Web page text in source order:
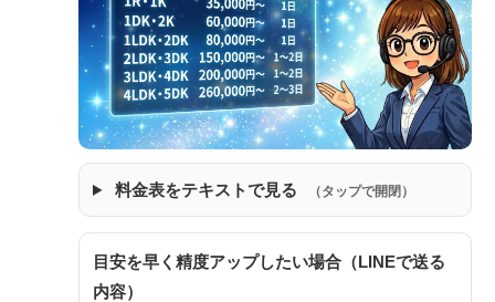
料金表をテキストで見る （タップで開閉）
目安を早く精度アップしたい場合（LINEで送る
内容）